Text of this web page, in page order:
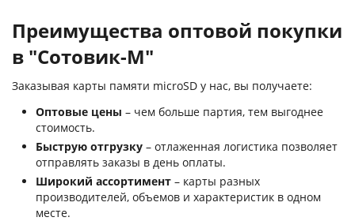
Преимущества оптовой покупки
в "Сотовик-М"
Заказывая карты памяти microSD у нас, вы получаете:
Оптовые цены – чем больше партия, тем выгоднее
стоимость.
Быструю отгрузку – отлаженная логистика позволяет
отправлять заказы в день оплаты.
Широкий ассортимент – карты разных
производителей, объемов и характеристик в одном
месте.